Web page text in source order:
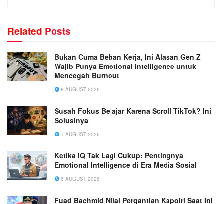
Related Posts
Bukan Cuma Beban Kerja, Ini Alasan Gen Z
Wajib Punya Emotional Intelligence untuk
Mencegah Burnout
8 AUGUST 2026
Susah Fokus Belajar Karena Scroll TikTok? Ini
Solusinya
7 AUGUST 2026
Ketika IQ Tak Lagi Cukup: Pentingnya
Emotional Intelligence di Era Media Sosial
6 AUGUST 2026
Fuad Bachmid Nilai Pergantian Kapolri Saat Ini